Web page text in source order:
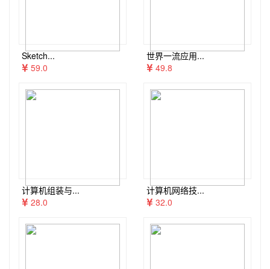
Sketch...
59.0
计算机组装与...
28.0
世界一流应用...
49.8
计算机网络技...
32.0